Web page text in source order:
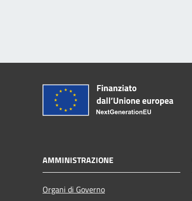
AMMINISTRAZIONE
Organi di Governo